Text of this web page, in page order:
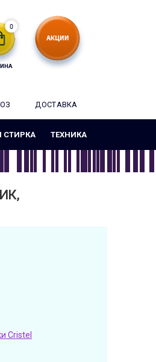
0
ДОСТАВКА
СТИРКА ТЕХНИКА
Cristel